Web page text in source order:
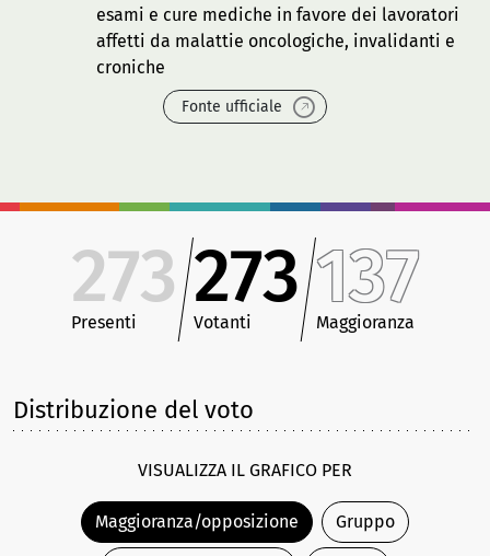
esami e cure mediche in favore dei lavoratori
affetti da malattie oncologiche, invalidanti e
croniche
Fonte ufficiale
273
Presenti
273
Votanti
137
Maggioranza
Distribuzione del voto
VISUALIZZA IL GRAFICO PER
Maggioranza/opposizione Gruppo